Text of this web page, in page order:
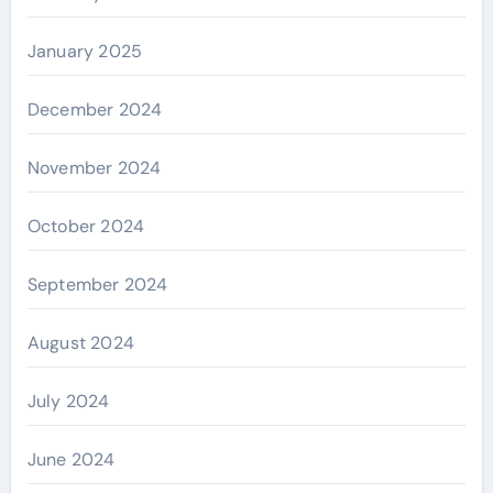
January 2025
December 2024
November 2024
October 2024
September 2024
August 2024
July 2024
June 2024